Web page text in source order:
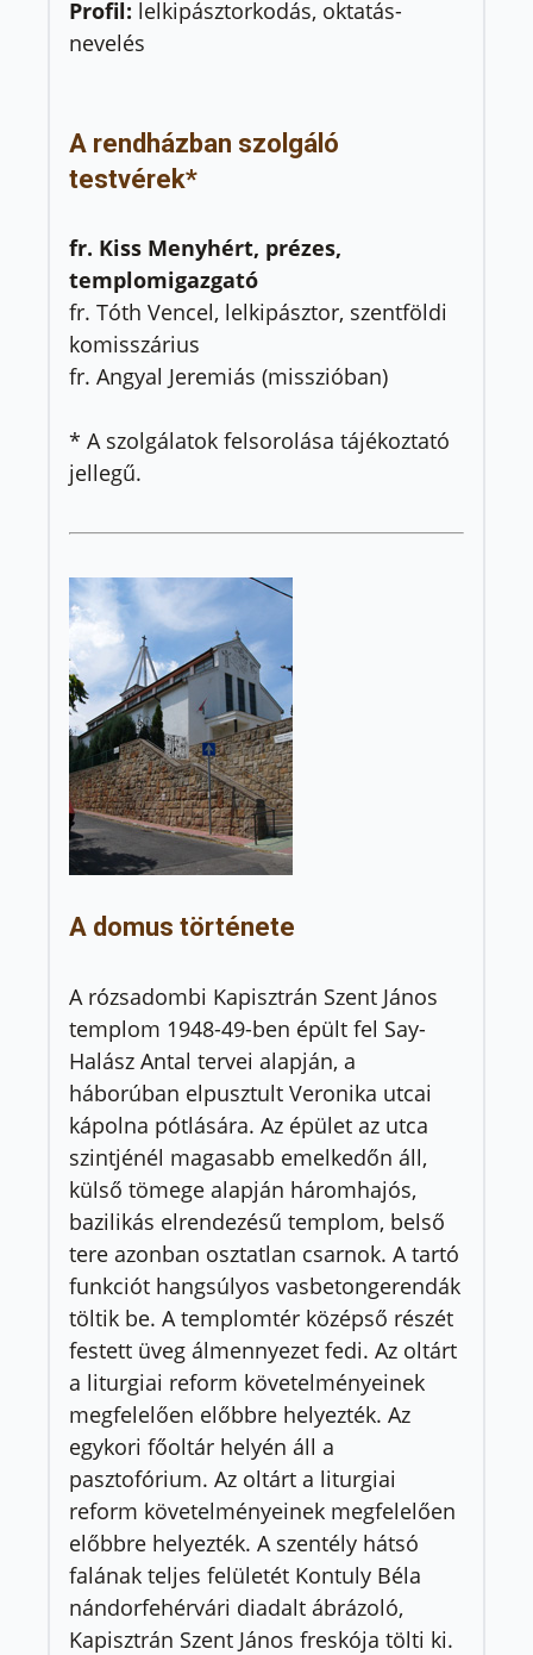
Profil: lelkipásztorkodás, oktatás-
nevelés
A rendházban szolgáló
testvérek*
fr. Kiss Menyhért, prézes,
templomigazgató
fr. Tóth Vencel, lelkipásztor, szentföldi
komisszárius
fr. Angyal Jeremiás (misszióban)
* A szolgálatok felsorolása tájékoztató
jellegű.
A domus története
A rózsadombi Kapisztrán Szent János
templom 1948-49-ben épült fel Say-
Halász Antal tervei alapján, a
háborúban elpusztult Veronika utcai
kápolna pótlására. Az épület az utca
szintjénél magasabb emelkedőn áll,
külső tömege alapján háromhajós,
bazilikás elrendezésű templom, belső
tere azonban osztatlan csarnok. A tartó
funkciót hangsúlyos vasbetongerendák
töltik be. A templomtér középső részét
festett üveg álmennyezet fedi. Az oltárt
a liturgiai reform követelményeinek
megfelelően előbbre helyezték. Az
egykori főoltár helyén áll a
pasztofórium. Az oltárt a liturgiai
reform követelményeinek megfelelően
előbbre helyezték. A szentély hátsó
falának teljes felületét Kontuly Béla
nándorfehérvári diadalt ábrázoló,
Kapisztrán Szent János freskója tölti ki.